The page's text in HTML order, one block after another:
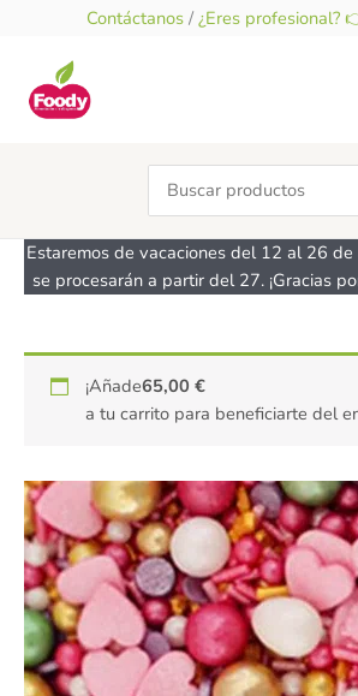
contenido
Contáctanos / ¿Eres profesional?
Search
for:
Estaremos de vacaciones del 12 al 26
se procesarán a partir del 27. ¡Gracias
¡Añade65,00€
a tu carrito para beneficiarte del
Sprinkles
Bomba
sin
lactosa
-
AZUCREN
90g
cantidad